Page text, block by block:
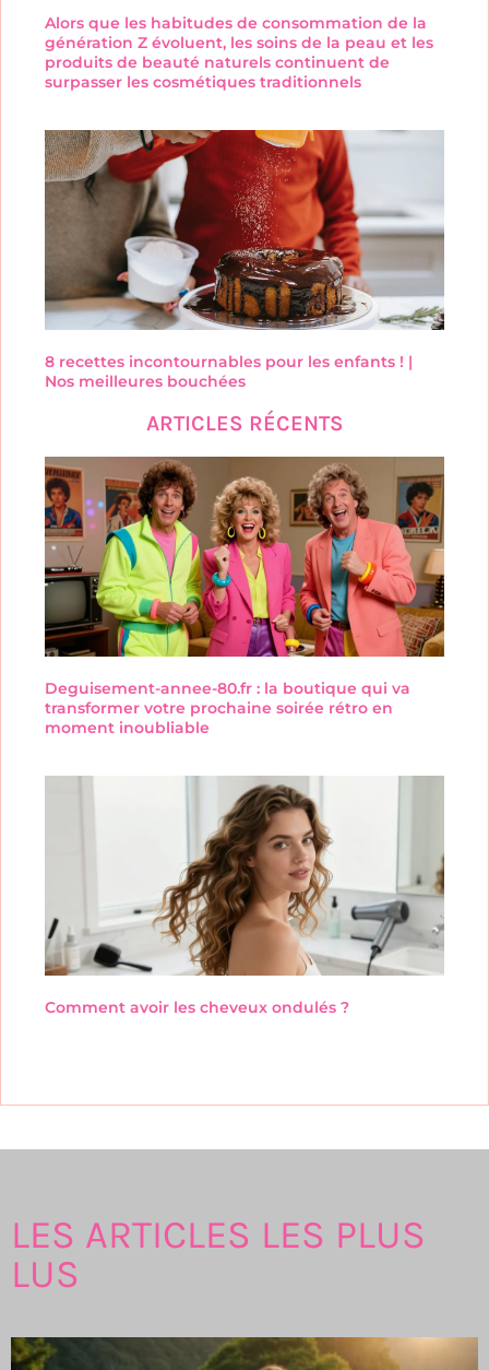
Alors que les habitudes de consommation de la
génération Z évoluent, les soins de la peau et les
produits de beauté naturels continuent de
surpasser les cosmétiques traditionnels
8 recettes incontournables pour les enfants ! |
Nos meilleures bouchées
ARTICLES RÉCENTS
Deguisement-annee-80.fr : la boutique qui va
transformer votre prochaine soirée rétro en
moment inoubliable
Comment avoir les cheveux ondulés ?
LES ARTICLES LES PLUS
LUS